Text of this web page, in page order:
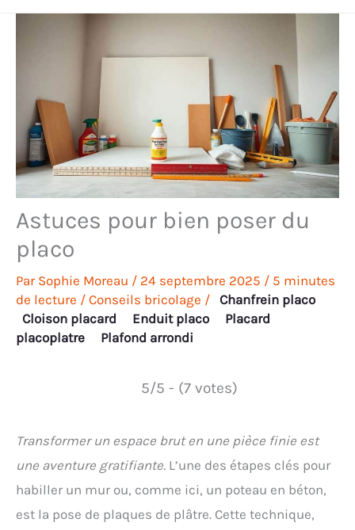
Astuces pour bien poser du
placo
Par Sophie Moreau / 24 septembre 2025 / 5 minutes
de lecture / Conseils bricolage / Chanfrein placo
Cloison placard
Enduit placo
Placard
placoplatre
Plafond arrondi
5/5 - (7 votes)
Transformer un espace brut en une pièce finie est
une aventure gratifiante. L’une des étapes clés pour
habiller un mur ou, comme ici, un poteau en béton,
est la pose de plaques de plâtre. Cette technique,